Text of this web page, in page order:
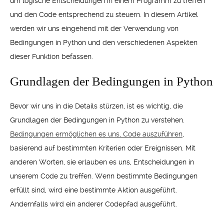
und den Code entsprechend zu steuern. In diesem Artikel
werden wir uns eingehend mit der Verwendung von
Bedingungen in Python und den verschiedenen Aspekten
dieser Funktion befassen.
Grundlagen der Bedingungen in Python
Bevor wir uns in die Details stürzen, ist es wichtig, die
Grundlagen der Bedingungen in Python zu verstehen.
Bedingungen ermöglichen es uns, Code auszuführen
basierend auf bestimmten Kriterien oder Ereignissen. Mit
anderen Worten, sie erlauben es uns, Entscheidungen in
unserem Code zu treffen. Wenn bestimmte Bedingungen
erfüllt sind, wird eine bestimmte Aktion ausgeführt.
Andernfalls wird ein anderer Codepfad ausgeführt.